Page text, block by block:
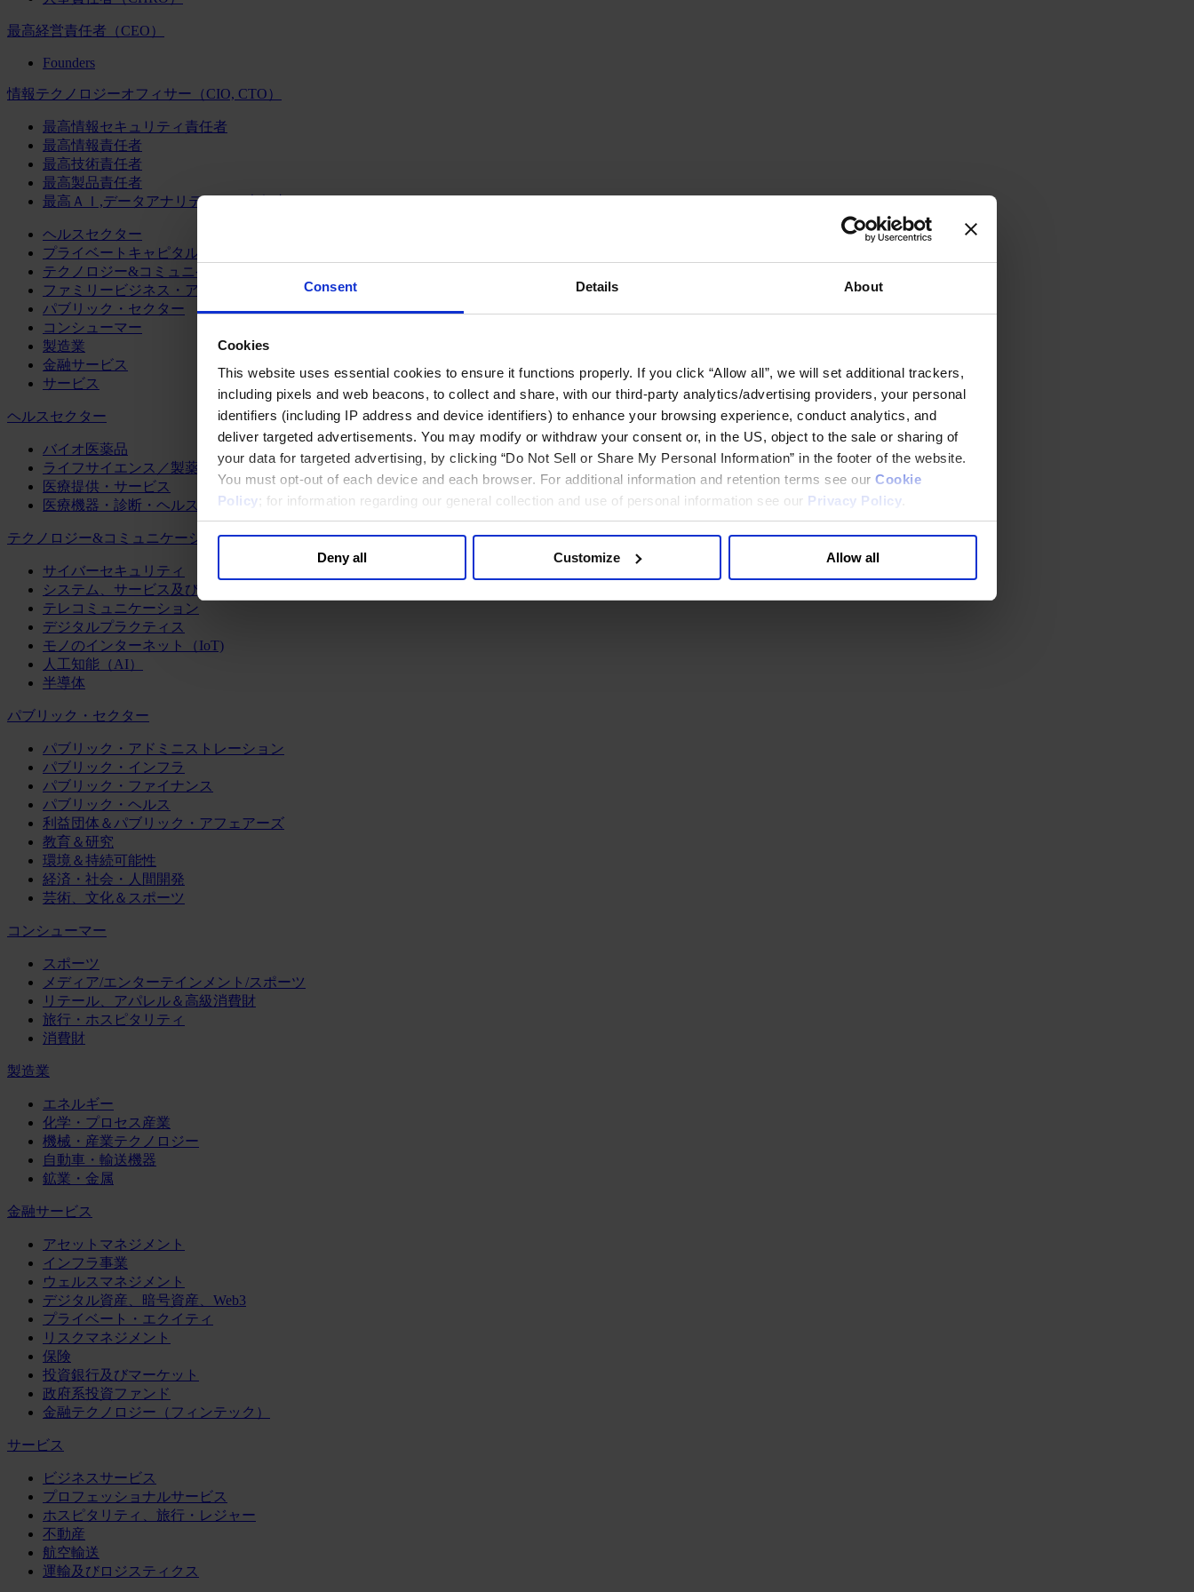
Consent Details About
Cookies
This website uses essential cookies to ensure it functions properly. If you click “Allow all”, we will set additional trackers,
including pixels and web beacons, to collect and share, with our third-party analytics/advertising providers, your personal
identifiers (including IP address and device identifiers) to enhance your browsing experience, conduct analytics, and
deliver targeted advertisements. You may modify or withdraw your consent or, in the US, object to the sale or sharing of
your data for targeted advertising, by clicking “Do Not Sell or Share My Personal Information” in the footer of the website.
You must opt-out of each device and each browser. For additional information and retention terms see our Cookie
Policy; for information regarding our general collection and use of personal information see our Privacy Policy
Deny all Customize Allow all
最高経営責任者（CEO）
Founders
情報テクノロジーオフィサー（CIO, CTO）
最高情報セキュリティ責任者
最高情報責任者
最高技術責任者
最高製品責任者
最高ＡＩ,データアナリティクス責任者
ヘルスセクター
プライベートキャピタル
テクノロジー&コミュニケーション
ファミリービジネス・アドバイザリー
パブリック・セクター
コンシューマー
製造業
金融サービス
サービス
ヘルスセクター
バイオ医薬品
ライフサイエンス／製薬
医療提供・サービス
医療機器・診断・ヘルスケアテクノロジー
テクノロジー&コミュニケーション
サイバーセキュリティ
システム、サービス及びソフトウェア
テレコミュニケーション
デジタルプラクティス
モノのインターネット（IoT)
人工知能（AI）
半導体
パブリック・セクター
パブリック・アドミニストレーション
パブリック・インフラ
パブリック・ファイナンス
パブリック・ヘルス
利益団体＆パブリック・アフェアーズ
教育＆研究
環境＆持続可能性
経済・社会・人間開発
芸術、文化＆スポーツ
コンシューマー
スポーツ
メディア/エンターテインメント/スポーツ
リテール、アパレル＆高級消費財
旅行・ホスピタリティ
消費財
製造業
エネルギー
化学・プロセス産業
機械・産業テクノロジー
自動車・輸送機器
鉱業・金属
金融サービス
アセットマネジメント
インフラ事業
ウェルスマネジメント
デジタル資産、暗号資産、Web3
プライベート・エクイティ
リスクマネジメント
保険
投資銀行及びマーケット
政府系投資ファンド
金融テクノロジー（フィンテック）
サービス
ビジネスサービス
プロフェッショナルサービス
ホスピタリティ、旅行・レジャー
不動産
航空輸送
運輸及びロジスティクス